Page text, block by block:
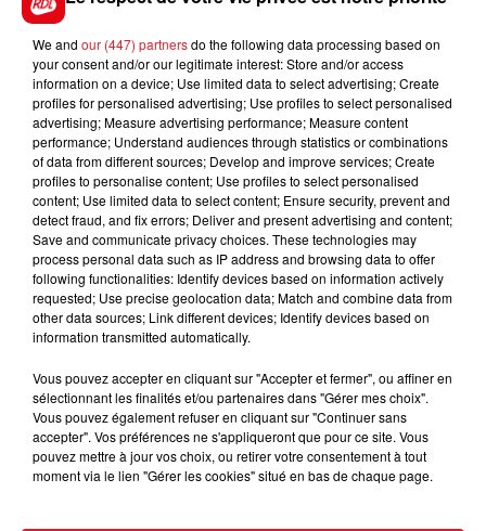
Marché hebdomadaire de Rang-du-Fliers, chaque
jeudi, de 8h30à 13 heures. Parking de l’espace François
Mitterand.
FIL D'ACTUS
15 juillet 2026
BÉTHUNE: ENQUÊTE POUR HOMICIDE
VOLONTAIRE EN COURS, APRÈS LA...
Selon les premiers éléments, le logement servait
We and our (447) partnersdo the following data processing based on
your consent and/or our legitimate interest: Store and/or access
information on a device; Use limited data to select advertising; Create
profiles for personalised advertising; Use profiles to select personalised
advertising; Measure advertising performance; Measure content
performance; Understand audiences through statistics or combinations
of data from different sources; Develop and improve services; Create
profiles to personalise content; Use profiles to select personalised
content; Use limited data to select content; Ensure security, prevent and
detect fraud, and fix errors; Deliver and present advertising and content;
Save and communicate privacy choices. These technologies may
process personal data such as IP address and browsing data to offer
following functionalities: Identify devices based on information actively
requested; Use precise geolocation data; Match and combine data from
other data sources; Link different devices; Identify devices based on
information transmitted automatically.
Vous pouvez accepter en cliquant sur "Accepter et fermer", ou affiner en
sélectionnant les finalités et/ou partenaires dans "Gérer mes choix".
Vous pouvez également refuser en cliquant sur "Continuer sans
accepter". Vos préférences ne s'appliqueront que pour ce site. Vous
pouvez mettre à jour vos choix, ou retirer votre consentement à tout
moment via le lien "Gérer les cookies" situé en bas de chaque page.